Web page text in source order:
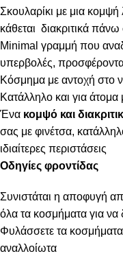
Σκουλαρίκι με μια
κάθεται διακριτικά πάνω
Minimal γραμμή που
υπερβολές,
Κόσμημα με αντοχή στο
Κατάλληλο και για άτομα
Ένα κομψό και
σας με φινέτσα,
ιδιαίτερες περιστάσεις
Οδηγίες φροντίδας
Συνιστάται η αποφυγή
όλα τα κοσμήματα για να
Φυλάσσετε τα κοσμήματα
αναλλοίωτα